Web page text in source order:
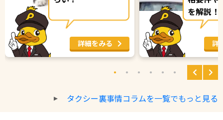
詳細をみる
を解説！
に最短
詳
タクシー裏事情コラムを一覧でもっと見る